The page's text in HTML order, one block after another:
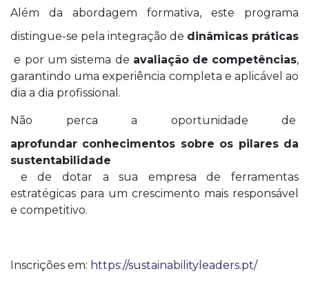
Além da abordagem formativa, este programa
distingue-se pela integração de dinâmicas práticas
e por um sistema de avaliação de competências,
garantindo uma experiência completa e aplicável ao
dia a dia profissional.
Não perca a oportunidade de
aprofundar conhecimentos sobre os pilares da
sustentabilidade
e de dotar a sua empresa de ferramentas
estratégicas para um crescimento mais responsável
e competitivo.
Inscrições em: https://sustainabilityleaders.pt/